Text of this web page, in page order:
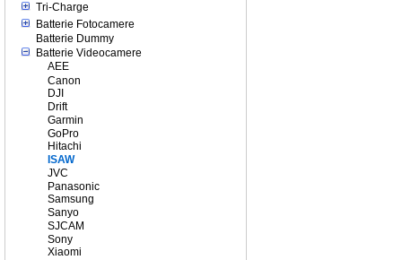
Tri-Charge
Batterie Fotocamere
Batterie Dummy
Batterie Videocamere
AEE
Canon
DJI
Drift
Garmin
GoPro
Hitachi
ISAW
JVC
Panasonic
Samsung
Sanyo
SJCAM
Sony
Xiaomi